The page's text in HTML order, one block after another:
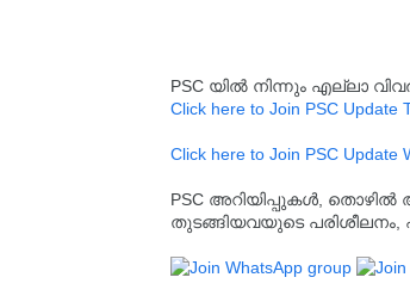
PSC യിൽ നിന്നും എല്ലാ
Click here to Join PSC Update
Click here to Join PSC Update
PSC അറിയിപ്പുകൾ, തൊഴിൽ
തുടങ്ങിയവയുടെ